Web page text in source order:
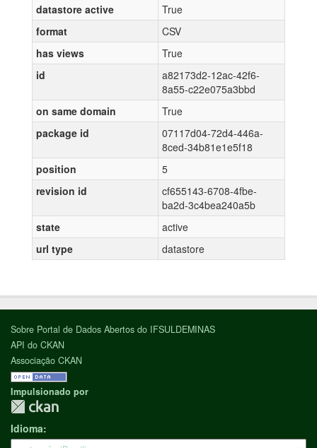
datastore active
True
format
CSV
has views
True
id
a82173d2-12ac-42f6-
8a55-c22e075a3bbd
on same domain
True
package id
07117d04-72d4-446a-
8ced-34b81e1e5f18
position
5
revision id
cf655143-6708-4fbe-
ba2d-3c4bea240a5b
state
active
url type
datastore
Sobre Portal de Dados Abertos do IFSULDEMINAS
API do CKAN
Associação CKAN
Impulsionado por
Idioma